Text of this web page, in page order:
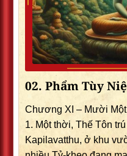
02. Phẩm Tùy
Chương XI – Mười Một
1. Một thời, Thế Tôn
Kapilavatthu, ở khu